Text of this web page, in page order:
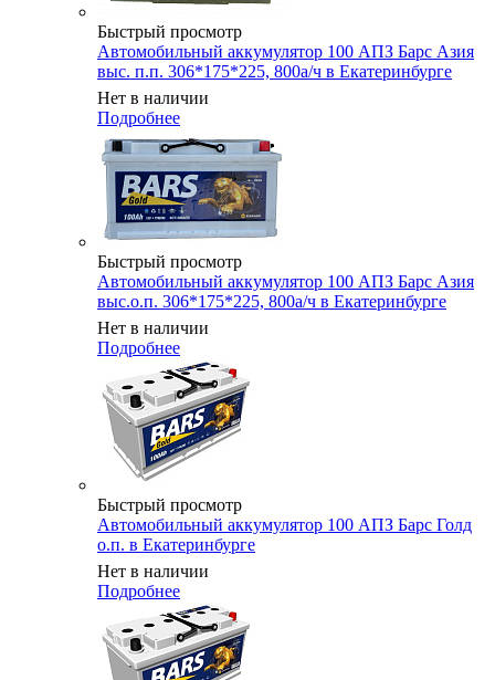
Быстрый просмотр
Автомобильный аккумулятор 100 АПЗ Барс Азия
выс. п.п. 306*175*225, 800а/ч в Екатеринбурге
Нет в наличии
Подробнее
Быстрый просмотр
Автомобильный аккумулятор 100 АПЗ Барс Азия
выс.о.п. 306*175*225, 800а/ч в Екатеринбурге
Нет в наличии
Подробнее
Быстрый просмотр
Автомобильный аккумулятор 100 АПЗ Барс Голд
о.п. в Екатеринбурге
Нет в наличии
Подробнее